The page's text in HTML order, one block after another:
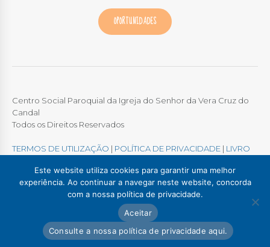
OPORTUNIDADES
Centro Social Paroquial da Igreja do Senhor da Vera Cruz do
Candal
Todos os Direitos Reservados
TERMOS DE UTILIZAÇÃO | POLÍTICA DE PRIVACIDADE | LIVRO
Colégio / Creche Candal
Creche Madalena
Creche Afurada
Lar Padre Alves Correia
Este website utiliza cookies para garantir uma melhor
experiência. Ao continuar a navegar neste website, concorda
com a nossa política de privacidade.
Aceitar
Consulte a nossa política de privacidade aqui.